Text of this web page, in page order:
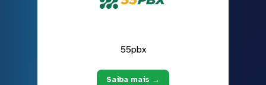
55pbx
Saiba mais →